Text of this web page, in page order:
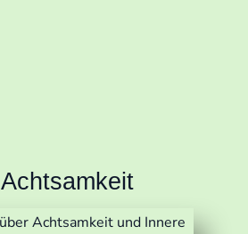
Achtsamkeit